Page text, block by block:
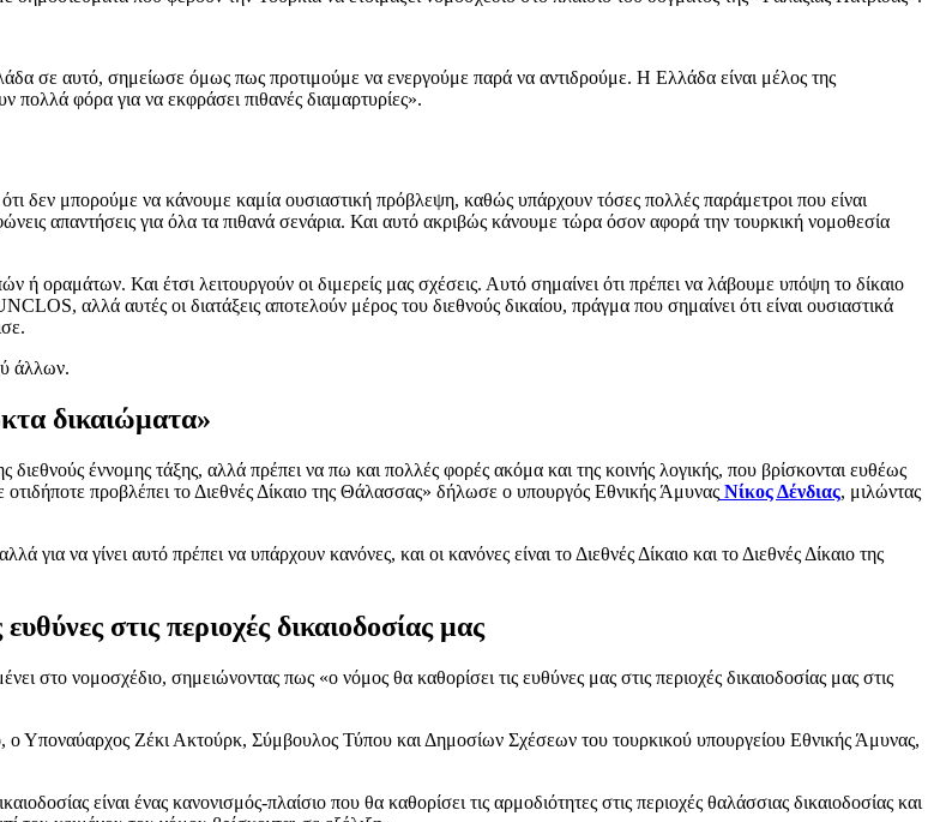
σε αυτό, σημείωσε όμως πως προτιμούμε να ενεργούμε παρά να αντιδρούμε. Η Ελλάδα είναι μέλος της
φόρα για να εκφράσει πιθανές διαμαρτυρίες».
δεν μπορούμε να κάνουμε καμία ουσιαστική πρόβλεψη, καθώς υπάρχουν τόσες πολλές παράμετροι που είναι
απαντήσεις για όλα τα πιθανά σενάρια. Και αυτό ακριβώς κάνουμε τώρα όσον αφορά την τουρκική νομοθεσία
οραμάτων. Και έτσι λειτουργούν οι διμερείς μας σχέσεις. Αυτό σημαίνει ότι πρέπει να λάβουμε υπόψη το δίκαιο
αλλά αυτές οι διατάξεις αποτελούν μέρος του διεθνούς δικαίου, πράγμα που σημαίνει ότι είναι ουσιαστικά
άλλων.
δικαιώματα»
έννομης τάξης, αλλά πρέπει να πω και πολλές φορές ακόμα και της κοινής λογικής, που βρίσκονται ευθέως
οτιδήποτε προβλέπει το Διεθνές Δίκαιο της Θάλασσας» δήλωσε ο υπουργός Εθνικής Άμυνας Νίκος Δένδιας, μιλώντας
για να γίνει αυτό πρέπει να υπάρχουν κανόνες, και οι κανόνες είναι το Διεθνές Δίκαιο και το Διεθνές Δίκαιο της
στις περιοχές δικαιοδοσίας μας
στο νομοσχέδιο, σημειώνοντας πως «ο νόμος θα καθορίσει τις ευθύνες μας στις περιοχές δικαιοδοσίας μας στις
Υποναύαρχος Ζέκι Ακτούρκ, Σύμβουλος Τύπου και Δημοσίων Σχέσεων του τουρκικού υπουργείου Εθνικής Άμυνας,
είναι ένας κανονισμός-πλαίσιο που θα καθορίσει τις αρμοδιότητες στις περιοχές θαλάσσιας δικαιοδοσίας και